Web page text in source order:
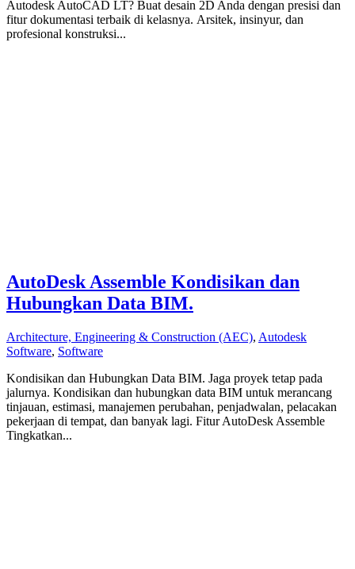
Autodesk AutoCAD LT? Buat desain 2D Anda dengan presisi dan
fitur dokumentasi terbaik di kelasnya. Arsitek, insinyur, dan
profesional konstruksi...
AutoDesk Assemble Kondisikan dan
Hubungkan Data BIM.
Architecture, Engineering & Construction (AEC), Autodesk
Software, Software
Kondisikan dan Hubungkan Data BIM. Jaga proyek tetap pada
jalurnya. Kondisikan dan hubungkan data BIM untuk merancang
tinjauan, estimasi, manajemen perubahan, penjadwalan, pelacakan
pekerjaan di tempat, dan banyak lagi. Fitur AutoDesk Assemble
Tingkatkan...